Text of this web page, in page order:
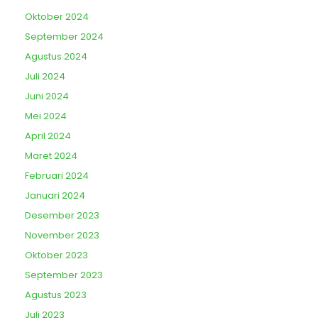
Oktober 2024
September 2024
Agustus 2024
Juli 2024
Juni 2024
Mei 2024
April 2024
Maret 2024
Februari 2024
Januari 2024
Desember 2023
November 2023
Oktober 2023
September 2023
Agustus 2023
Juli 2023